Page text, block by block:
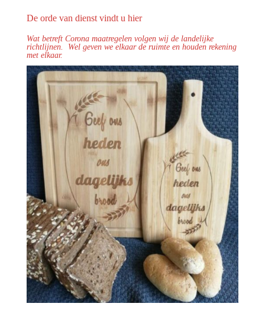
De orde van dienst vindt u hier
Wat betreft Corona maatregelen volgen wij de landelijke
richtlijnen. Wel geven we elkaar de ruimte en houden rekening
met elkaar.